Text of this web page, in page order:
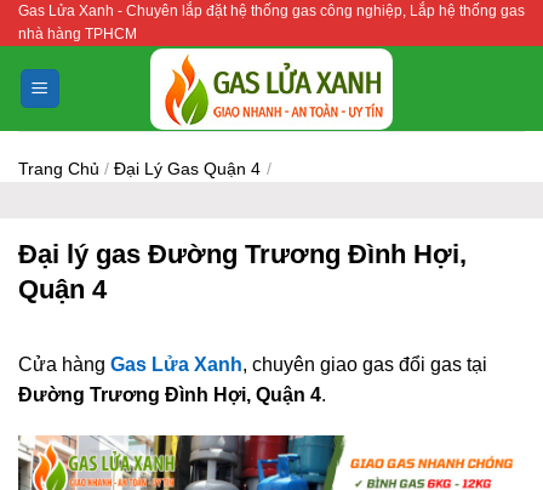
Bỏ
qua
nội
dung
Gas Lửa Xanh - Chuyên lắp đặt hệ thống gas công nghiệp, Lắp hệ thống gas
nhà hàng TPHCM
Trang Chủ / Đại Lý Gas Quận 4 /
Đại lý gas Đường Trương Đình Hợi,
Quận 4
Cửa hàng Gas Lửa Xanh, chuyên giao gas đổi gas tại
Đường Trương Đình Hợi, Quận 4.